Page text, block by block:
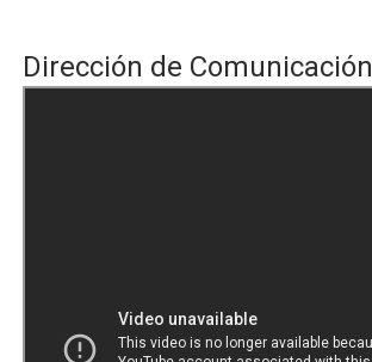
Dirección de Comunicación